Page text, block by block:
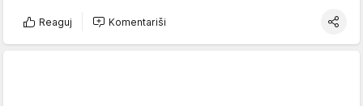
Reaguj Komentariši